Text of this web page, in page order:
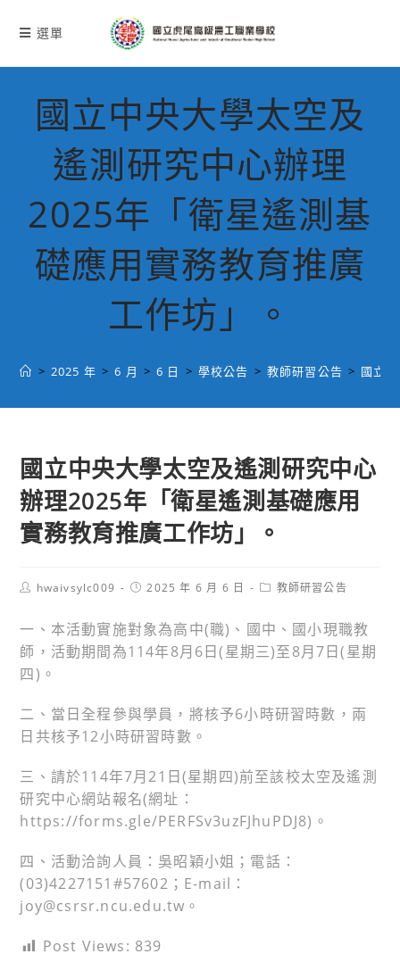
選單
國立中央大學太空及
遙測研究中心辦理
2025年「衛星遙測基
礎應用實務教育推廣
工作坊」。
> 2025 年 > 6 月 > 6 日 > 學校公告 > 教師研習公告 > 國立
國立中央大學太空及遙測研究中心
辦理2025年「衛星遙測基礎應用
實務教育推廣工作坊」。
Posthwaivsylc009
Post2025 年 6 月 6 日
Post教師研習公告
一、本活動實施對象為高中(職)、國中、國小現職教
師，活動期間為114年8月6日(星期三)至8月7日(星期
四)。
二、當日全程參與學員，將核予6小時研習時數，兩
日共核予12小時研習時數。
三、請於114年7月21日(星期四)前至該校太空及遙測
研究中心網站報名(網址：
https://forms.gle/PERFSv3uzFJhuPDJ8)。
四、活動洽詢人員：吳昭穎小姐；電話：
(03)4227151#57602；E-mail：
joy@csrsr.ncu.edu.tw。
Post Views: 839